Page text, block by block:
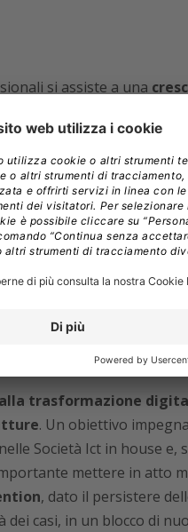
si assiste a una
risultate in crescita con i
e i dirigenti del 6%.
di impiegati
segnala l’avvio di nuove
da proporre agli
già esistenti – ad
– che dispongano di
di implementazione
su specifici processi e
trasformazione
. Un obiettivo
Società Ict in house
mettere in atto
, dato il persistere
casi, in un blocco di